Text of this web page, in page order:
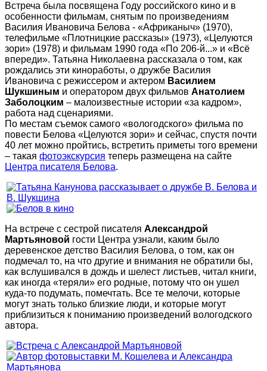
Встреча была посвящена Году российского кино и в
особенности фильмам, снятым по произведениям
Василия Ивановича Белова - «Африканыч» (1970),
телефильме «Плотницкие рассказы» (1973), «Целуются
зори» (1978) и фильмам 1990 года «По 206-й...» и «Всё
впереди». Татьяна Николаевна рассказала о том, как
рождались эти киноработы, о дружбе Василия
Ивановича с режиссером и актером Василием
Шукшиным и оператором двух фильмов Анатолием
Заболоцким – малоизвестные истории «за кадром»,
работа над сценариями.
По местам съемок самого «вологодского» фильма по
повести Белова «Целуются зори» и сейчас, спустя почти
40 лет можно пройтись, встретить приметы того времени
– такая фотоэкскурсия теперь размещена на сайте
Центра писателя Белова.
На встрече с сестрой писателя Александрой
Мартьяновой гости Центра узнали, каким было
деревенское детство Василия Белова, о том, как он
подмечал то, на что другие и внимания не обратили бы,
как вслушивался в дождь и шелест листьев, читал книги,
как иногда «теряли» его родные, потому что он ушел
куда-то подумать, помечтать. Все те мелочи, которые
могут знать только близкие люди, и которые могут
приблизиться к пониманию произведений вологодского
автора.